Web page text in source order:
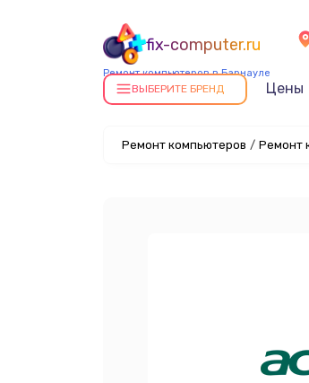
fix-computer.ru
Ремонт компьютеров в Барнауле
ВЫБЕРИТЕ БРЕНД Цены
Ремонт компьютеров / Ремонт